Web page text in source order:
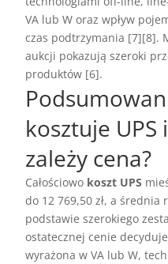
VA lub W oraz wpływ
czas podtrzymania [7][8].
aukcji pokazują szeroki
produktów [6].
kosztuje UPS
zależy cena?
Całościowo koszt UPS
do 12 769,50 zł, a średnia
podstawie szerokiego
ostatecznej cenie
wyrażona w VA lub W,